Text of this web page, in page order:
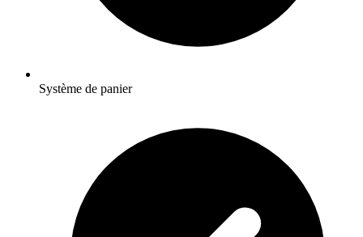
Système de panier